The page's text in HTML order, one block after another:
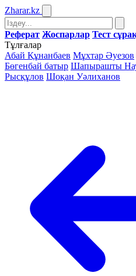
Zharar.kz
Реферат Жоспарлар Тест
Тұлғалар
Абай Құнанбаев Мұхтар Әуезов
Бөгенбай батыр Шапырашты
Рысқұлов Шоқан Уәлиханов